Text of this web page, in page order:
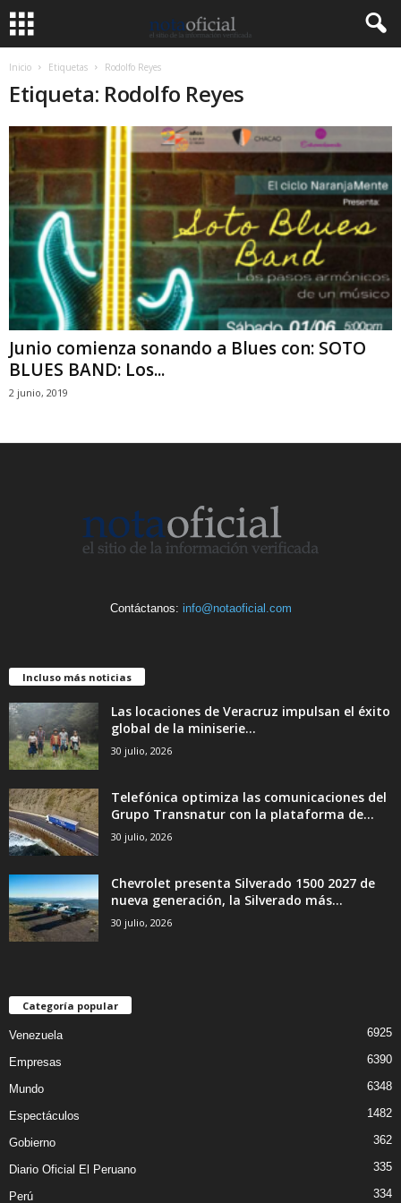
Inicio Etiquetas Rodolfo Reyes
Etiqueta: Rodolfo Reyes
Junio comienza sonando a Blues con: SOTO
BLUES BAND: Los...
2 junio, 2019
Contáctanos: info@notaoficial.com
Incluso más noticias
Las locaciones de Veracruz impulsan el éxito
global de la miniserie...
30 julio, 2026
Telefónica optimiza las comunicaciones del
Grupo Transnatur con la plataforma de...
30 julio, 2026
Chevrolet presenta Silverado 1500 2027 de
nueva generación, la Silverado más...
30 julio, 2026
Categoría popular
Venezuela 6925
Empresas 6390
Mundo 6348
Espectáculos 1482
Gobierno 362
Diario Oficial El Peruano 335
Perú 334